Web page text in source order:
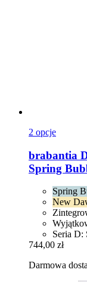
2 opcje
brabantia
Spring
Spring
New
Seria D:
744,00 zł
Darmowa